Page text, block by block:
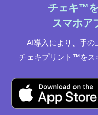
チェキ™を
スマホ
AI導入により、手の
チェキプリント™をス